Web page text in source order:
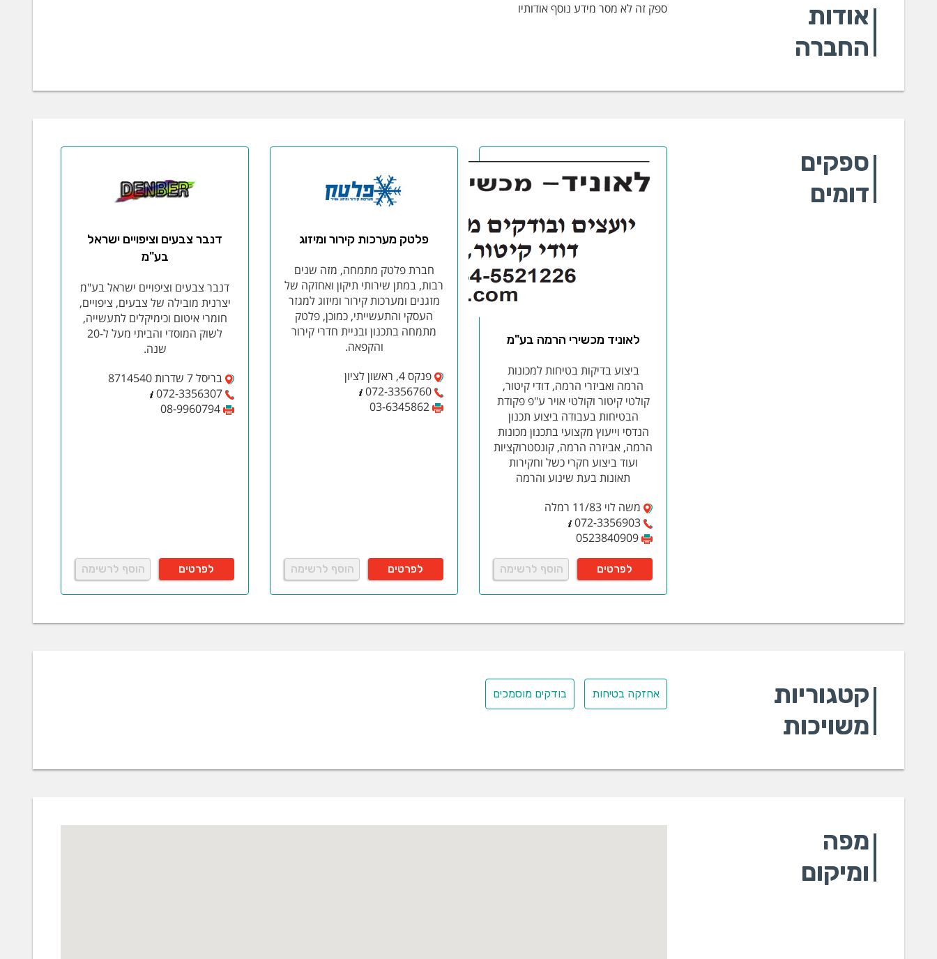
אודות
החברה
ספק זה לא מסר מידע נוסף אודותיו
ספקים
דומים
לאוניד מכשירי הרמה בע"מ
ביצוע בדיקות בטיחות למכונות
הרמה ואביזרי הרמה, דודי קיטור,
קולטי קיטור וקולטי אויר ע"פ פקודת
הבטיחות בעבודה ביצוע תכנון
הנדסי וייעוץ מקצועי בתכנון מכונות
הרמה, אביזרה הרמה, קונסטרוקציות
ועוד ביצוע חקרי כשל וחקירות
תאונות בעת שינוע והרמה
משה לוי 11/83 רמלה
072-3356903
0523840909
לפרטים הוסף לרשימה
פלטק מערכות קירור ומיזוג
חברת פלטק מתמחה, מזה שנים
רבות, במתן שירותי תיקון ואחזקה של
מזגנים ומערכות קירור ומיזוג למגזר
העסקי והתעשייתי, כמוכן, פלטק
מתמחה בתכנון ובניית חדרי קירור
והקפאה.
פנקס 4, ראשון לציון
072-3356760
03-6345862
לפרטים הוסף לרשימה
דנבר צבעים וציפויים ישראל
בע"מ
דנבר צבעים וציפויים ישראל בע"מ
יצרנית מובילה של צבעים, ציפויים,
חומרי איטום וכימיקלים לתעשייה,
לשוק המוסדי והביתי מעל ל-20
שנה.
בריסל 7 שדרות 8714540
072-3356307
08-9960794
לפרטים הוסף לרשימה
קטגוריות
משויכות
אחזקה בטיחות בודקים מוסמכים
מפה
ומיקום